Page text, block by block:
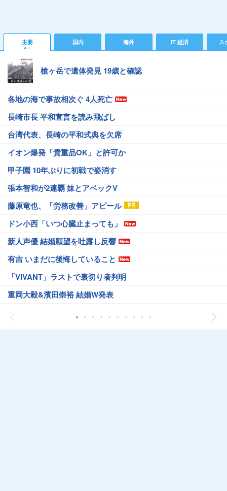
主要 国内 海外 IT 経済 ス
槍ヶ岳で遺体発見 19歳と確認
各地の海で事故相次ぐ 4人死亡
長崎市長 平和宣言を読み飛ばし
台湾代表、長崎の平和式典を欠席
イオン爆発「貴重品OK」と許可か
甲子園 10年ぶりに初戦で姿消す
張本智和が2連覇 妹とアベックV
藤原竜也、「労務改善」アピール
ドン小西「いつ心臓止まっても」
新人声優 結婚願望を吐露し反響
有吉 いまだに後悔していること
「VIVANT」ラストで裏切り者判明
重岡大毅&濱田崇裕 結婚W発表